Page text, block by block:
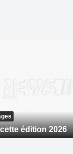
édition 2026